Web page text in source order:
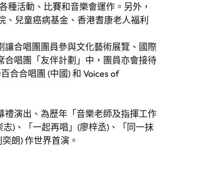
種活動、比賽和音樂會運作。另外，
兒童癌病基金、香港耆康老人福利
合唱團團員參與文化藝術展覽、國際
唱團「友伴計劃」中，團員亦會接待
合合唱團 (中國) 和 Voices of
禮演出、為歷年「音樂老師及指揮工作
)、「一起再唱」(廖梓丞)、「同一抹
朗) 作世界首演。